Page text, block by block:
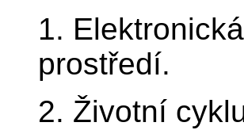
1.
prostředí.
2. Životní